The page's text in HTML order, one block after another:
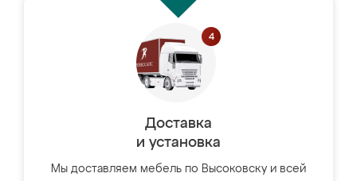
Доставка
и установка
Мы доставляем мебель по Высоковску и всей